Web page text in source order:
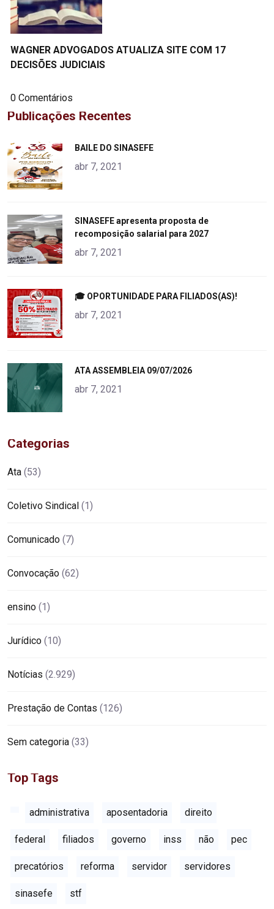
WAGNER ADVOGADOS ATUALIZA SITE COM 17
DECISÕES JUDICIAIS
0 Comentários
Publicações Recentes
alt="product">
BAILE DO SINASEFE
abr 7, 2021
alt="product">
SINASEFE apresenta proposta de
recomposição salarial para 2027
abr 7, 2021
alt="product">
🎓 OPORTUNIDADE PARA FILIADOS(AS)!
abr 7, 2021
alt="product">
ATA ASSEMBLEIA 09/07/2026
abr 7, 2021
Categorias
Ata (53)
Coletivo Sindical (1)
Comunicado (7)
Convocação (62)
ensino (1)
Jurídico (10)
Notícias (2.929)
Prestação de Contas (126)
Sem categoria (33)
Top Tags
administrativa aposentadoria direito
federal filiados governo inss não pec
precatórios reforma servidor servidores
sinasefe stf